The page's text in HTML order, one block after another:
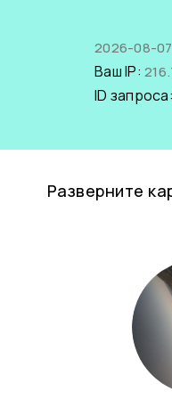
2026-08-07
Ваш IP:
ID запроса:
Разверните